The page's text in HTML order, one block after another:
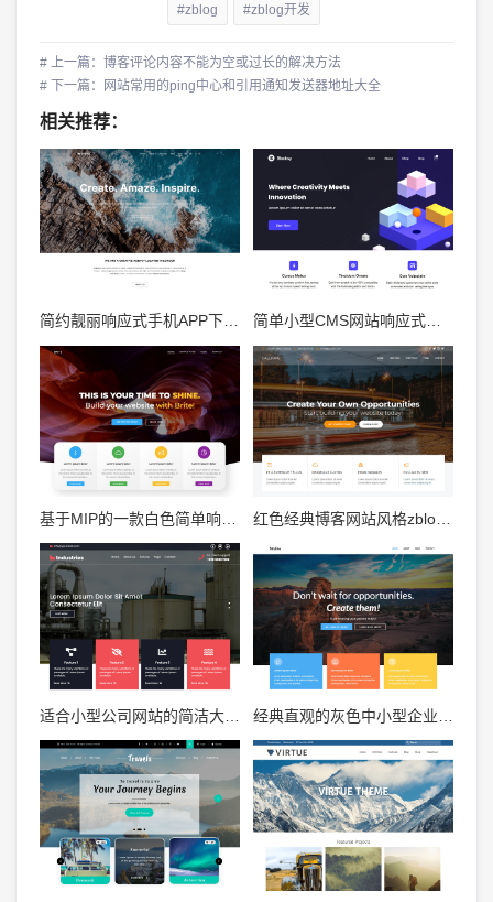
#zblog #zblog开发
# 上一篇：博客评论内容不能为空或过长的解决方法
# 下一篇：网站常用的ping中心和引用通知发送器地址大全
相关推荐：
简约靓丽响应式手机APP下载网站专用Zblog模板 简单小型CMS网站响应式风格zblog资讯主题模板
红色经典博客网站风格zblog响应式博客主题
适合小型公司网站的简洁大气白色响应式zblog企业主题